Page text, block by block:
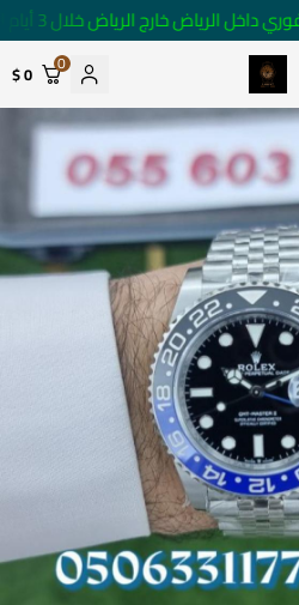
الرياض خارج الرياض خلال 3 أيام 🚚
متجر ساعات رومانس
0
0 $